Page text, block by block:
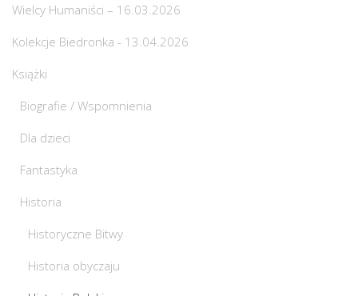
Wielcy Humaniści – 16.03.2026
Kolekcje Biedronka - 13.04.2026
Książki
Biografie / Wspomnienia
Dla dzieci
Fantastyka
Historia
Historyczne Bitwy
Historia obyczaju